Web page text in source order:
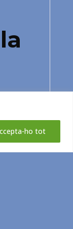
ho tot
en
va